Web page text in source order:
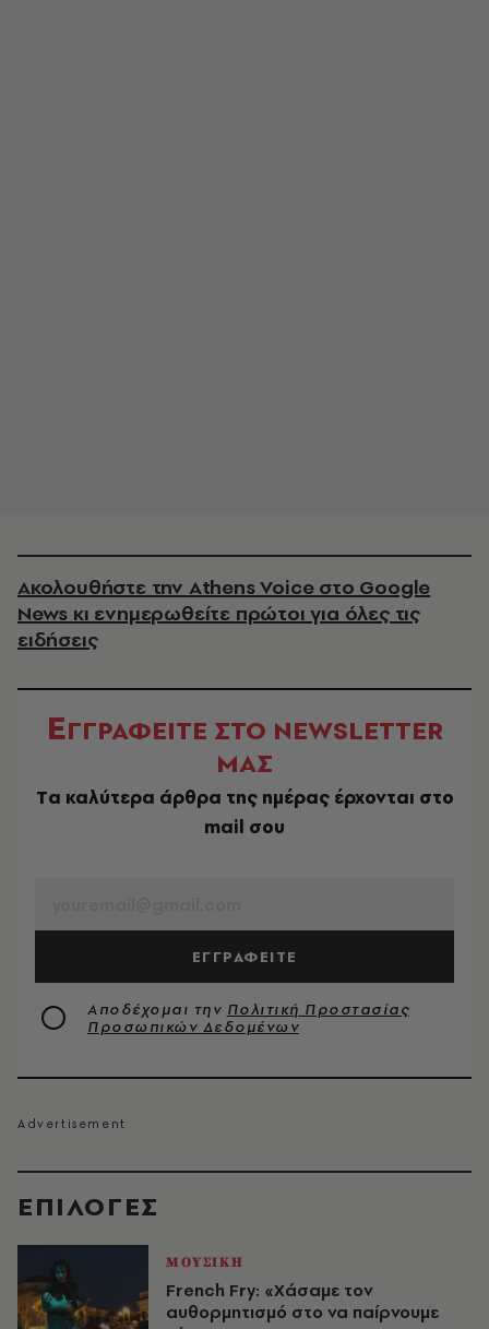
EΠΙΛΟΓΈΣ
ΜΟΥΣΙΚΗ
French Fry: «Χάσαμε τον
αυθορμητισμό στο να παίρνουμε
Ακολουθήστε την Athens Voice στο Google
News κι ενημερωθείτε πρώτοι για όλες τις
ειδήσεις
ΕΓΓΡΑΦΕΙΤΕ ΣΤΟ NEWSLETTER
ΜΑΣ
Tα καλύτερα άρθρα της ημέρας έρχονται στο
mail σου
ΕΓΓΡΑΦΕΙΤΕ
Αποδέχομαι την Πολιτική Προστασίας
Προσωπικών Δεδομένων